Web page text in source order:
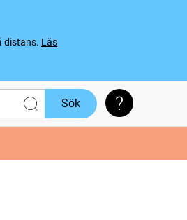
distans. Läs
Sök Söktips